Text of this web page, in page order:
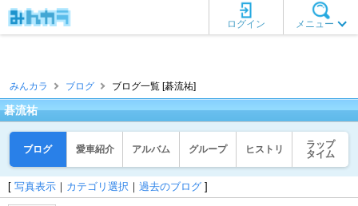
メニュー
ログイン
みんカラ ブログ ブログ一覧 [碁流祐]
碁流祐
ブログ 愛車紹介 アルバム グループ ヒストリ
ラップ
タイム
[ 写真表示 ｜ カテゴリ選択 ｜ 過去のブログ ]